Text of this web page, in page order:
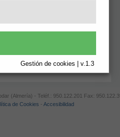
Gestión de cookies | v.1.3
(Almería) - Teléf.: 950.122.201 Fax:
de Cookies - Accesibilidad